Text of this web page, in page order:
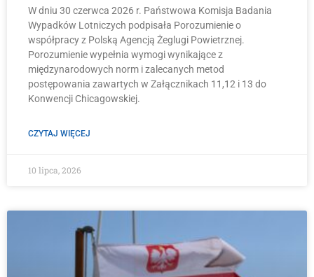
W dniu 30 czerwca 2026 r. Państwowa Komisja Badania
Wypadków Lotniczych podpisała Porozumienie o
współpracy z Polską Agencją Żeglugi Powietrznej.
Porozumienie wypełnia wymogi wynikające z
międzynarodowych norm i zalecanych metod
postępowania zawartych w Załącznikach 11,12 i 13 do
Konwencji Chicagowskiej.
CZYTAJ WIĘCEJ
10 lipca, 2026